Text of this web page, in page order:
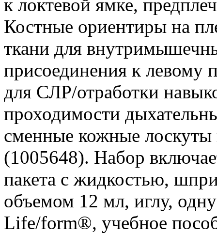
к локтевой ямке,
Костные ориентиры на
ткани для
присоединения к левому
для СЛР/отработки
проходимости
сменные кожные лоскуты
(1005648). Набор
пакета с жидкостью,
объемом 12 мл, иглу,
Life/form®, учебное